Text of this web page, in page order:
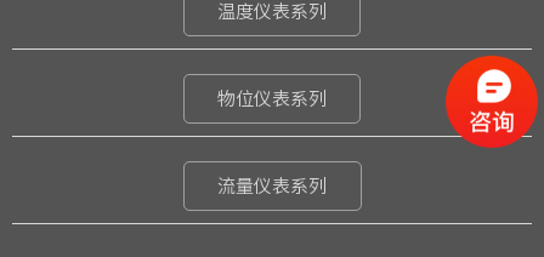
温度仪表系列
物位仪表系列
流量仪表系列